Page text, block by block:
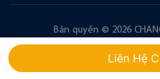
Bản quyền © 2026
Liên Hệ